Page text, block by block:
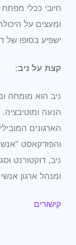
חיובי ככלי מפתח
ומעצים על
ישפיע בסופו של
קצת על ניב:
ניב הוא מומחה
הארגונים
והפודקאסט
ניב, דוקטורנט
ומנהל ארגון
קישורים